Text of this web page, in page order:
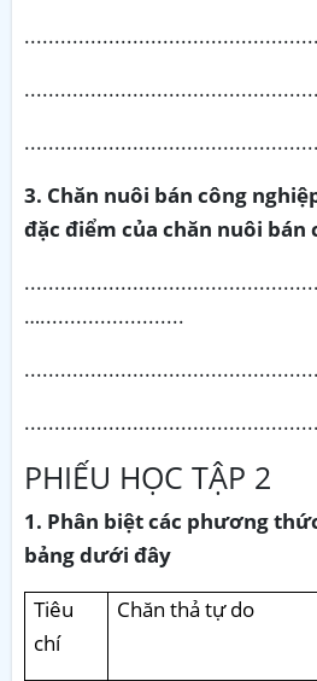
3. Chăn nuôi bán công
đặc điểm của chăn nuôi bán
…........................
PHIẾU HỌC TẬP 2
1. Phân biệt các phương
bảng dưới đây
Tiêu
chí
Chăn thả tự do